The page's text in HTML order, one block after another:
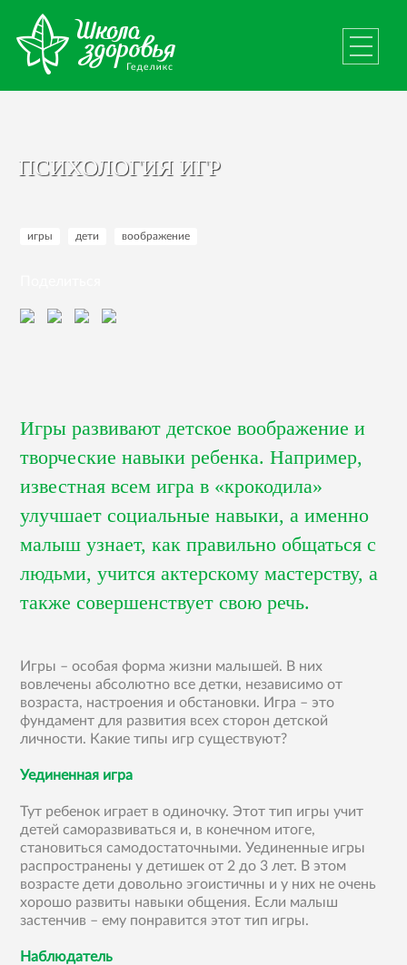
ПСИХОЛОГИЯ ИГР
игры дети воображение
Игры развивают детское воображение и
творческие навыки ребенка. Например,
известная всем игра в «крокодила»
улучшает социальные навыки, а именно
малыш узнает, как правильно общаться с
людьми, учится актерскому мастерству, а
также совершенствует свою речь.
Игры – особая форма жизни малышей. В них
вовлечены абсолютно все детки, независимо от
возраста, настроения и обстановки. Игра – это
фундамент для развития всех сторон детской
личности. Какие типы игр существуют?
Уединенная игра
Тут ребенок играет в одиночку. Этот тип игры учит
детей саморазвиваться и, в конечном итоге,
становиться самодостаточными. Уединенные игры
распространены у детишек от 2 до 3 лет. В этом
возрасте дети довольно эгоистичны и у них не очень
хорошо развиты навыки общения. Если малыш
застенчив – ему понравится этот тип игры.
Наблюдатель